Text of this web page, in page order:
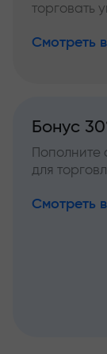
торговать
Смотреть
Бонус
Пополните
для
Смотреть